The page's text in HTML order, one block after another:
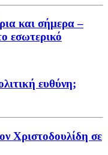
και σήμερα –
εσωτερικό
ευθύνη;
Χριστοδουλίδη σε